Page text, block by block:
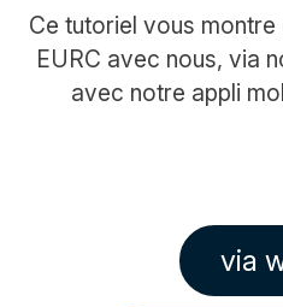
Ce tutoriel vous
EURC avec nous, via
avec notre appli
via